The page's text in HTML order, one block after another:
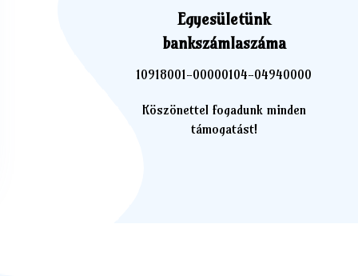
Egyesületünk
bankszámlaszáma
10918001-00000104-04940000
Köszönettel fogadunk minden
támogatást!